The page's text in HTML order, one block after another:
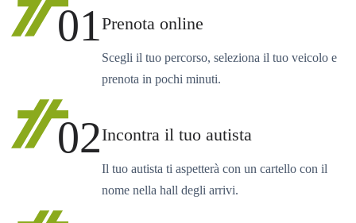
01Prenota online
Scegli il tuo percorso, seleziona il tuo veicolo e
prenota in pochi minuti.
02Incontra il tuo autista
Il tuo autista ti aspetterà con un cartello con il
nome nella hall degli arrivi.